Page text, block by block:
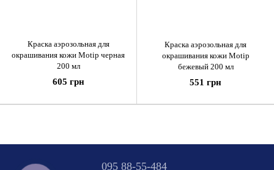
Краска аэрозольная для
окрашивания кожи Motip черная
200 мл
605 грн
Краска аэрозольная для
окрашивания кожи Motip
бежевый 200 мл
551 грн
095 88-55-484